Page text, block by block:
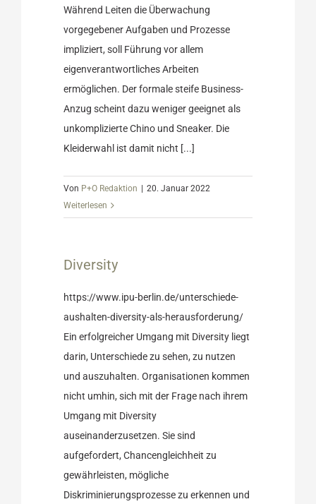
Während Leiten die Überwachung
vorgegebener Aufgaben und Prozesse
impliziert, soll Führung vor allem
eigenverantwortliches Arbeiten
ermöglichen. Der formale steife Business-
Anzug scheint dazu weniger geeignet als
unkomplizierte Chino und Sneaker. Die
Kleiderwahl ist damit nicht [...]
Von P+O Redaktion | 20. Januar 2022
Weiterlesen
Diversity
https://www.ipu-berlin.de/unterschiede-
aushalten-diversity-als-herausforderung/
Ein erfolgreicher Umgang mit Diversity liegt
darin, Unterschiede zu sehen, zu nutzen
und auszuhalten. Organisationen kommen
nicht umhin, sich mit der Frage nach ihrem
Umgang mit Diversity
auseinanderzusetzen. Sie sind
aufgefordert, Chancengleichheit zu
gewährleisten, mögliche
Diskriminierungsprozesse zu erkennen und